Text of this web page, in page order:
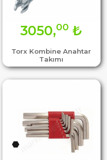
Torx Kombine Anahtar
Takımı
3050,00 ₺